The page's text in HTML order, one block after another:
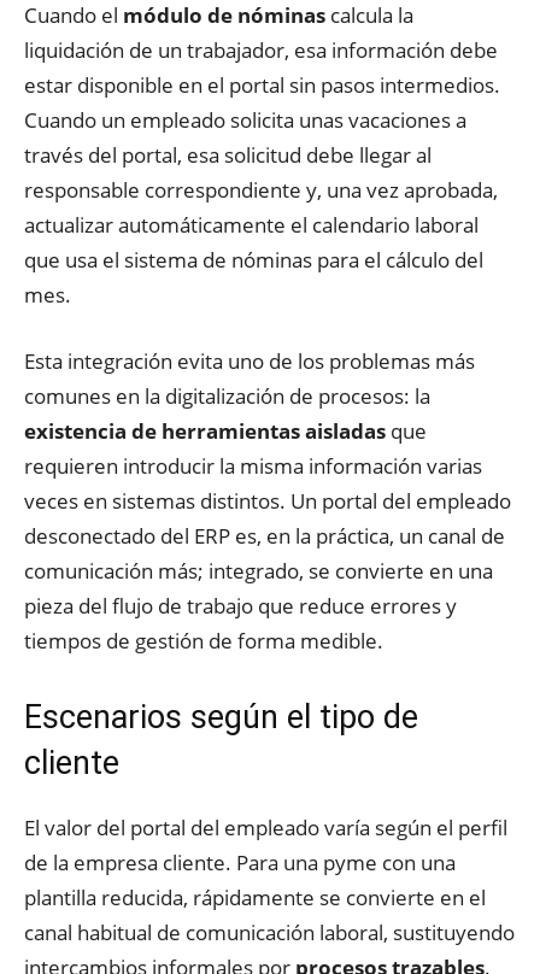
Cuando el módulo de nóminas calcula la
liquidación de un trabajador, esa información debe
estar disponible en el portal sin pasos intermedios.
Cuando un empleado solicita unas vacaciones a
través del portal, esa solicitud debe llegar al
responsable correspondiente y, una vez aprobada,
actualizar automáticamente el calendario laboral
que usa el sistema de nóminas para el cálculo del
mes.
Esta integración evita uno de los problemas más
comunes en la digitalización de procesos: la
existencia de herramientas aisladas que
requieren introducir la misma información varias
veces en sistemas distintos. Un portal del empleado
desconectado del ERP es, en la práctica, un canal de
comunicación más; integrado, se convierte en una
pieza del flujo de trabajo que reduce errores y
tiempos de gestión de forma medible.
Escenarios según el tipo de
cliente
El valor del portal del empleado varía según el perfil
de la empresa cliente. Para una pyme con una
plantilla reducida, rápidamente se convierte en el
canal habitual de comunicación laboral, sustituyendo
intercambios informales por procesos trazables.